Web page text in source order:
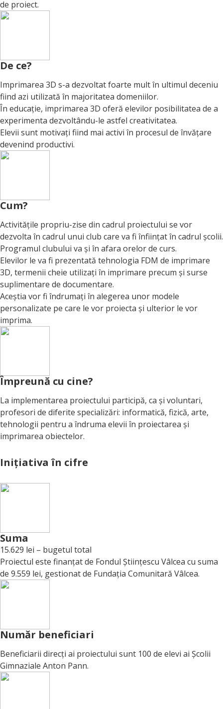
de proiect.
De ce?
Imprimarea 3D s-a dezvoltat foarte mult în ultimul deceniu
fiind azi utilizată în majoritatea domeniilor.
În educație, imprimarea 3D oferă elevilor posibilitatea de a
experimenta dezvoltându-le astfel creativitatea.
Elevii sunt motivați fiind mai activi în procesul de învățare
devenind productivi.
Cum?
Activitățile propriu-zise din cadrul proiectului se vor
dezvolta în cadrul unui club care va fi înființat în cadrul școlii.
Programul clubului va și în afara orelor de curs.
Elevilor le va fi prezentată tehnologia FDM de imprimare
3D, termenii cheie utilizați în imprimare precum și surse
suplimentare de documentare.
Aceștia vor fi îndrumați în alegerea unor modele
personalizate pe care le vor proiecta și ulterior le vor
imprima.
Împreună cu cine?
La implementarea proiectului participă, ca și voluntari,
profesori de diferite specializări: informatică, fizică, arte,
tehnologii pentru a îndruma elevii în proiectarea și
imprimarea obiectelor.
Inițiativa în cifre
Suma
15.629 lei – bugetul total
Proiectul este finanțat de Fondul Științescu Vâlcea cu suma
de 9.559 lei, gestionat de Fundația Comunitară Vâlcea.
Număr beneficiari
Beneficiarii direcți ai proiectului sunt 100 de elevi ai Școlii
Gimnaziale Anton Pann.